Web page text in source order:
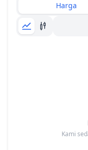
Harga
Kami